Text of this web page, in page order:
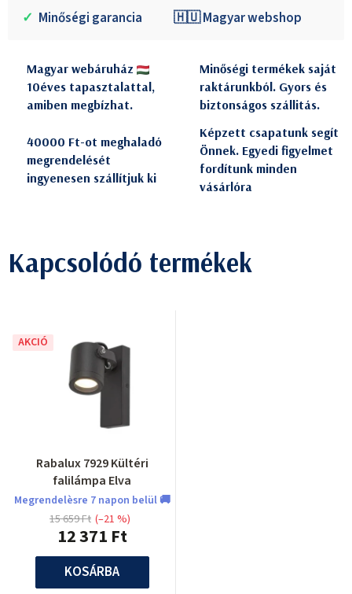
✓ Minőségi garancia 🇭🇺 Magyar webshop
Magyar webáruház
10éves tapasztalattal,
amiben megbízhat.
Minőségi termékek saját
raktárunkból. Gyors és
biztonságos szállitás.
40000 Ft-ot meghaladó
megrendelését
ingyenesen szállítjuk ki
Képzett csapatunk segít
Önnek. Egyedi figyelmet
fordítunk minden
vásárlóra
Kapcsolódó termékek
AKCIÓ
Rabalux 7929 Kültéri
falilámpa Elva
Megrendelèsre 7 napon belül 🚚
12 371 Ft
15 659 Ft (–21 %)
KOSÁRBA